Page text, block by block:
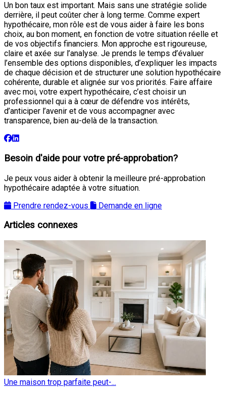
Un bon taux est important. Mais sans une stratégie solide
derrière, il peut coûter cher à long terme. Comme expert
hypothécaire, mon rôle est de vous aider à faire les bons
choix, au bon moment, en fonction de votre situation réelle et
de vos objectifs financiers. Mon approche est rigoureuse,
claire et axée sur l’analyse. Je prends le temps d’évaluer
l’ensemble des options disponibles, d’expliquer les impacts
de chaque décision et de structurer une solution hypothécaire
cohérente, durable et alignée sur vos priorités. Faire affaire
avec moi, votre expert hypothécaire, c’est choisir un
professionnel qui a à cœur de défendre vos intérêts,
d’anticiper l’avenir et de vous accompagner avec
transparence, bien au-delà de la transaction.
Besoin d'aide pour votre pré-approbation?
Je peux vous aider à obtenir la meilleure pré-approbation
hypothécaire adaptée à votre situation.
Prendre rendez-vous
Demande en ligne
Articles connexes
Une maison trop parfaite peut-...